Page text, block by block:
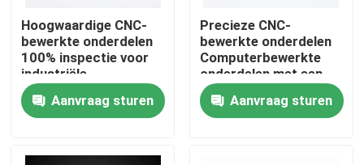
Kwaliteitscontrole
Neem contact met ons op
Nieuws
Hoogwaardige CNC-
bewerkte onderdelen
100% inspectie voor
industriële
toepassingen
Aanvraag sturen
Precieze CNC-
bewerkte onderdelen
Computerbewerkte
onderdelen met een
tolerantie van ±0,01
mm Aanvraag sturen